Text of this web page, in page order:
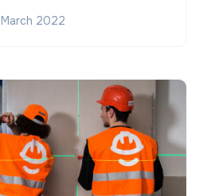
March 2022